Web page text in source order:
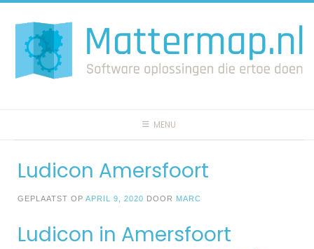
naar
inhoud
MENU
Ludicon Amersfoort
GEPLAATST OP APRIL 9, 2020 DOOR MARC
Ludicon in Amersfoort